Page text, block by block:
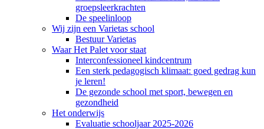
groepsleerkrachten
De speelinloop
Wij zijn een Varietas school
Bestuur Varietas
Waar Het Palet voor staat
Interconfessioneel kindcentrum
Een sterk pedagogisch klimaat: goed gedrag kun
je leren!
De gezonde school met sport, bewegen en
gezondheid
Het onderwijs
Evaluatie schooljaar 2025-2026